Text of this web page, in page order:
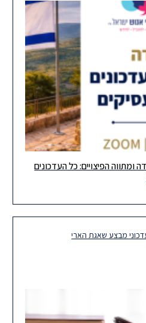
לעדכן אתכם בהתפתחויות
ומתווה הפיצויים: כל העדכונים